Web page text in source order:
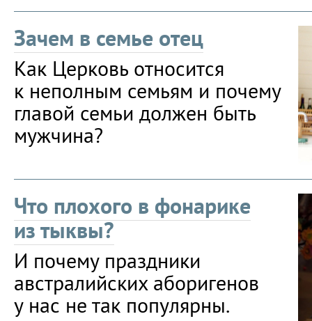
Зачем в семье отец
Как Церковь относится
к неполным семьям и почему
главой семьи должен быть
мужчина?
Что плохого в фонарике
из тыквы?
И почему праздники
австралийских аборигенов
у нас не так популярны.